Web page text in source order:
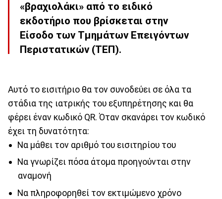
«βραχιολάκι» από το ειδικό
εκδοτήριο που βρίσκεται στην
Είσοδο των Τμημάτων Επειγόντων
Περιστατικών (ΤΕΠ).
Αυτό το εισιτήριο θα τον συνοδεύει σε όλα τα
στάδια της ιατρικής του εξυπηρέτησης και θα
φέρει έναν κωδικό QR. Όταν σκανάρει τον κωδικό
έχει τη δυνατότητα:
Nα μάθει τον αριθμό του εισιτηρίου του
Nα γνωρίζει πόσα άτομα προηγούνται στην
αναμονή
Nα πληροφορηθεί τον εκτιμώμενο χρόνο